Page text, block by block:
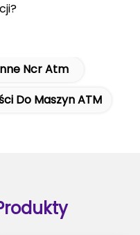
Ncr Atm
Do Maszyn ATM